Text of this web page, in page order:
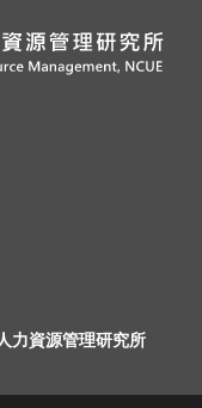
資源管理研究所